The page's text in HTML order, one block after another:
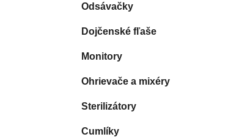
Odsávačky
Dojčenské fľaše
Monitory
Ohrievače a mixéry
Sterilizátory
Cumlíky